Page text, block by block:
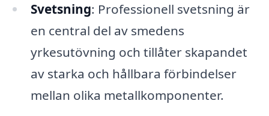
Svetsning: Professionell svetsning är
en central del av smedens
yrkesutövning och tillåter skapandet
av starka och hållbara förbindelser
mellan olika metallkomponenter.